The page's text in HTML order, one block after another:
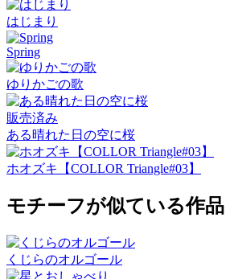
はじまり
Spring
ゆりかごの歌
販売済み
ある晴れた日の空に桜
ホオズキ【COLLOR Triangle#03】
モチーフが似ている作品
くじらのオルゴール